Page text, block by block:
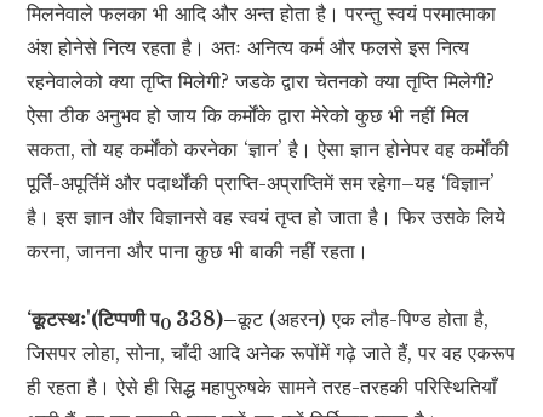
मिलनेवाले फलका भी आदि और अन्त होता है। परन्तु स्वयं परमात्माका
अंश होनेसे नित्य रहता है। अतः अनित्य कर्म और फलसे इस नित्य
रहनेवालेको क्या तृप्ति मिलेगी? जडके द्वारा चेतनको क्या तृप्ति मिलेगी?
ऐसा ठीक अनुभव हो जाय कि कर्मोंके द्वारा मेरेको कुछ भी नहीं मिल
सकता, तो यह कर्मोंको करनेका ‘ज्ञान’ है। ऐसा ज्ञान होनेपर वह कर्मोंकी
पूर्ति-अपूर्तिमें और पदार्थोंकी प्राप्ति-अप्राप्तिमें सम रहेगा–यह ‘विज्ञान’
है। इस ज्ञान और विज्ञानसे वह स्वयं तृप्त हो जाता है। फिर उसके लिये
करना, जानना और पाना कुछ भी बाकी नहीं रहता।
‘कूटस्थः'(टिप्पणी प0 338)–कूट (अहरन) एक लौह-पिण्ड होता है,
जिसपर लोहा, सोना, चाँदी आदि अनेक रूपोंमें गढ़े जाते हैं, पर वह एकरूप
ही रहता है। ऐसे ही सिद्ध महापुरुषके सामने तरह-तरहकी परिस्थितियाँ